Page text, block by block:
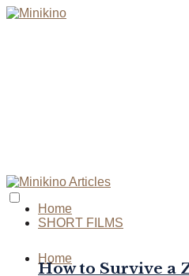
Home
Home
SHORT FILMS
How to Survive a